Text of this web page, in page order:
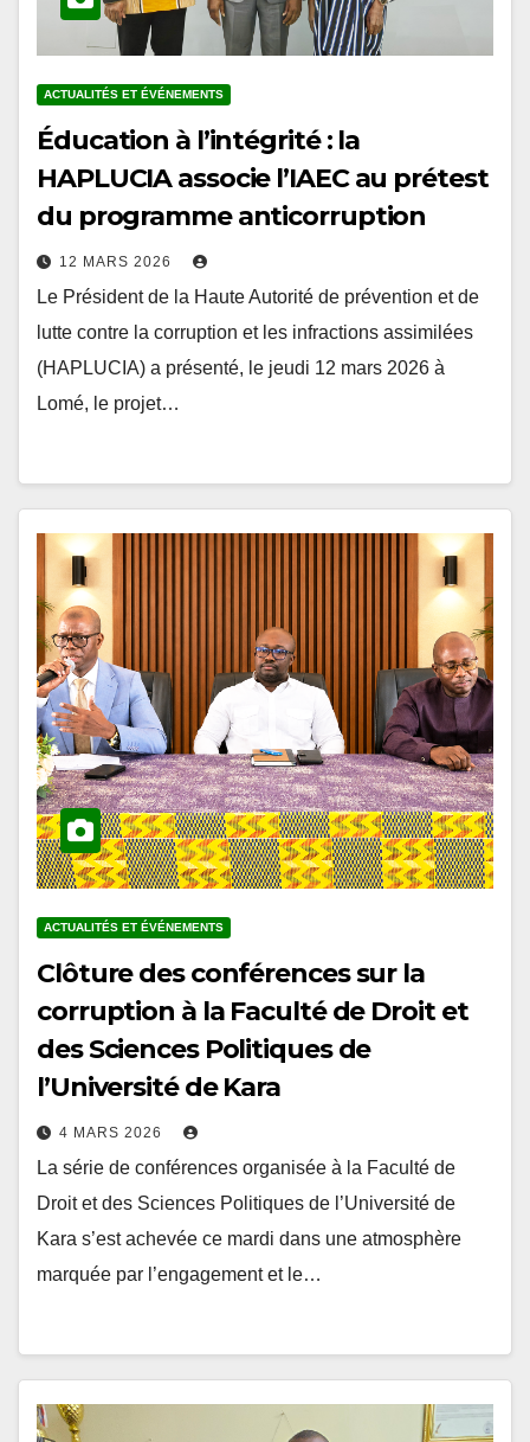
Éducation à l’intégrité : la
HAPLUCIA associe l’IAEC au prétest
du programme anticorruption
12 MARS 2026
Le Président de la Haute Autorité de prévention et de
lutte contre la corruption et les infractions assimilées
(HAPLUCIA) a présenté, le jeudi 12 mars 2026 à
Lomé, le projet…
Clôture des conférences sur la
corruption à la Faculté de Droit et
des Sciences Politiques de
l’Université de Kara
La série de conférences organisée à la Faculté de
Droit et des Sciences Politiques de l’Université de
Kara s’est achevée ce mardi dans une atmosphère
marquée par l’engagement et le…